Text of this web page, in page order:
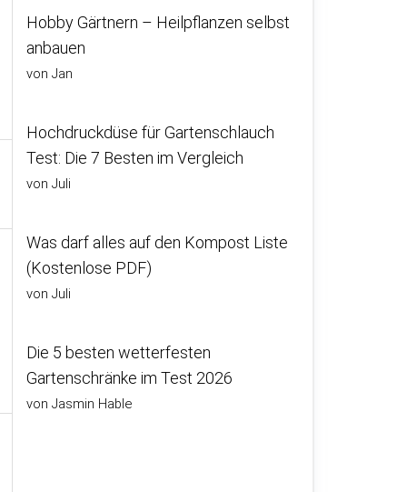
Hobby Gärtnern – Heilpflanzen selbst
anbauen
von Jan
Hochdruckdüse für Gartenschlauch
Test: Die 7 Besten im Vergleich
von Juli
Was darf alles auf den Kompost Liste
(Kostenlose PDF)
von Juli
Die 5 besten wetterfesten
Gartenschränke im Test 2026
von Jasmin Hable